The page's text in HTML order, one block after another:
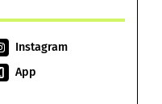
Instagram
App